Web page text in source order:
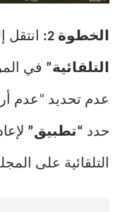
الخطوة 2: انتقل
التلقائية” في
عدم تحديد “عدم
حدد “تطبيق”
التلقائية على